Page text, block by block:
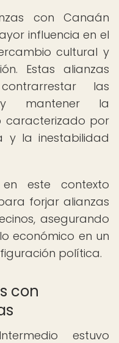
con Canaán
influencia en el
cultural y
Estas alianzas
las
y mantener la
caracterizado por
y la inestabilidad
este contexto
forjar alianzas
asegurando
económico en un
política.
con
estuvo